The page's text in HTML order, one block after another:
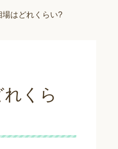
場はどれくらい?
くら